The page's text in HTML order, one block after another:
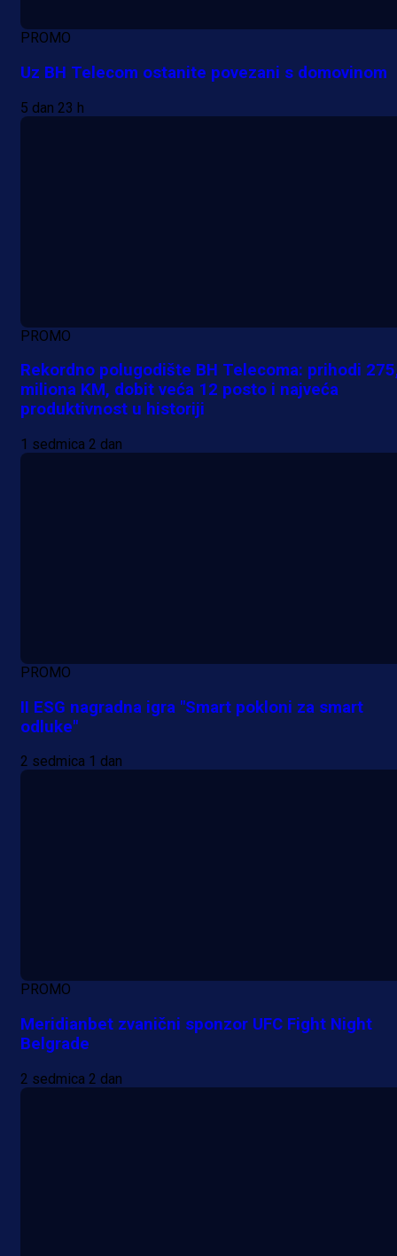
PROMO
Uz BH Telecom ostanite povezani s domovinom
5 dan 23 h
PROMO
Rekordno polugodište BH Telecoma: prihodi
miliona KM, dobit veća 12 posto i najveća
produktivnost u historiji
1 sedmica 2 dan
PROMO
II ESG nagradna igra "Smart pokloni za smart
odluke"
2 sedmica 1 dan
PROMO
Meridianbet zvanični sponzor UFC Fight Night
Belgrade
2 sedmica 2 dan